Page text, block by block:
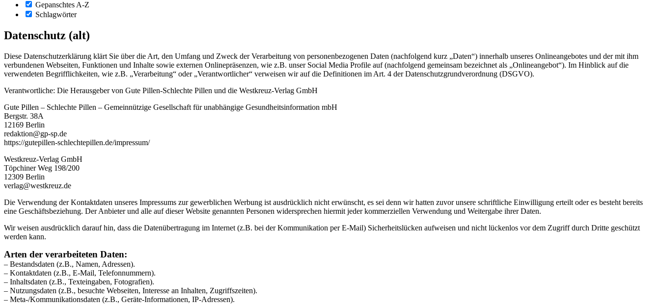
Gepanschtes A-Z
Schlagwörter
Datenschutz (alt)
Diese Datenschutzerklärung klärt Sie über die Art, den Umfang und Zweck der Verarbeitung von personenbezogenen Daten (nachfolgend kurz „Daten“) innerhalb unseres Onlineangebotes und der mit ihm
verbundenen Webseiten, Funktionen und Inhalte sowie externen Onlinepräsenzen, wie z.B. unser Social Media Profile auf (nachfolgend gemeinsam bezeichnet als „Onlineangebot“). Im Hinblick auf die
verwendeten Begrifflichkeiten, wie z.B. „Verarbeitung“ oder „Verantwortlicher“ verweisen wir auf die Definitionen im Art. 4 der Datenschutzgrundverordnung (DSGVO).
Verantwortliche: Die Herausgeber von Gute Pillen-Schlechte Pillen und die Westkreuz-Verlag GmbH
Gute Pillen – Schlechte Pillen – Gemeinnützige Gesellschaft für unabhängige Gesundheitsinformation mbH
Bergstr. 38A
12169 Berlin
redaktion@gp-sp.de
https://gutepillen-schlechtepillen.de/impressum/
Westkreuz-Verlag GmbH
Töpchiner Weg 198/200
12309 Berlin
verlag@westkreuz.de
Die Verwendung der Kontaktdaten unseres Impressums zur gewerblichen Werbung ist ausdrücklich nicht erwünscht, es sei denn wir hatten zuvor unsere schriftliche Einwilligung erteilt oder es besteht bereits
eine Geschäftsbeziehung. Der Anbieter und alle auf dieser Website genannten Personen widersprechen hiermit jeder kommerziellen Verwendung und Weitergabe ihrer Daten.
Wir weisen ausdrücklich darauf hin, dass die Datenübertragung im Internet (z.B. bei der Kommunikation per E-Mail) Sicherheitslücken aufweisen und nicht lückenlos vor dem Zugriff durch Dritte geschützt
werden kann.
Arten der verarbeiteten Daten:
– Bestandsdaten (z.B., Namen, Adressen).
– Kontaktdaten (z.B., E-Mail, Telefonnummern).
– Inhaltsdaten (z.B., Texteingaben, Fotografien).
– Nutzungsdaten (z.B., besuchte Webseiten, Interesse an Inhalten, Zugriffszeiten).
– Meta-/Kommunikationsdaten (z.B., Geräte-Informationen, IP-Adressen).